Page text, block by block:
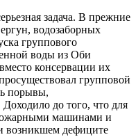
задача. В прежние
водозаборных
группового
воды из Оби
консервации их
групповой
порывы,
до того, что для
машинами и
возникшем дефиците